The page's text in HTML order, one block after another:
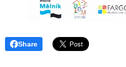
Share